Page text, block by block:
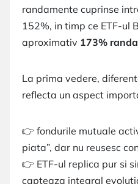
randamente cuprinse
152%, in timp ce ETF-ul
aproximativ 173%
La prima vedere,
reflecta un aspect
👉 fondurile mutuale
piata”, dar nu reusesc
👉 ETF-ul replica pur si
capteaza integral